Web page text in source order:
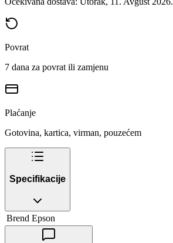
Povrat
7 dana za povrat ili zamjenu
Plaćanje
Gotovina, kartica, virman, pouzećem
Specifikacije
Brend Epson